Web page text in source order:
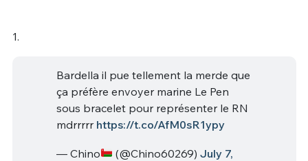
1.
Bardella il pue tellement la merde que
ça préfère envoyer marine Le Pen
sous bracelet pour représenter le RN
mdrrrrr https://t.co/AfM0sR1ypy
— Chino (@Chino60269) July 7,